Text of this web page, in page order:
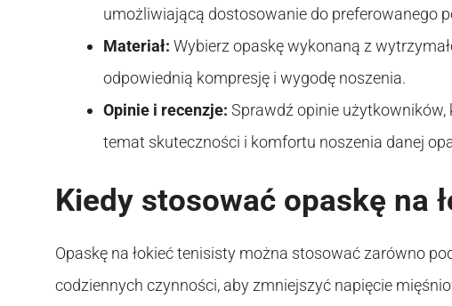
umożliwiającą dostosowanie do preferowanego
Materiał: Wybierz opaskę wykonaną z
odpowiednią kompresję i wygodę noszenia.
Opinie i recenzje: Sprawdź opinie
temat skuteczności i komfortu noszenia danej
Kiedy stosować opaskę na
Opaskę na łokieć tenisisty można stosować zarówno
codziennych czynności, aby zmniejszyć napięcie